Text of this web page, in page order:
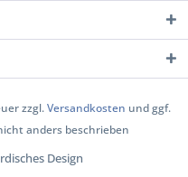
zzgl.Versandkosten und ggf.
anders beschrieben
Design